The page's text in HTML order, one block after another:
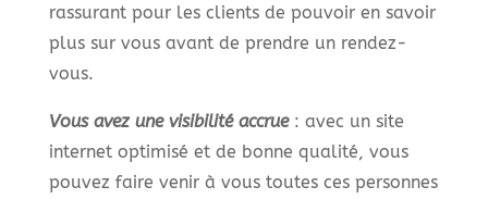
rassurant pour les clients de pouvoir en savoir
plus sur vous avant de prendre un rendez-
vous.
Vous avez une visibilité accrue: avec un site
internet optimisé et de bonne qualité, vous
pouvez faire venir à vous toutes ces personnes